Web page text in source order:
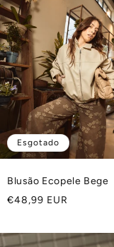
Esgotado
Blusão Ecopele Bege
Preço
€48,99 EUR